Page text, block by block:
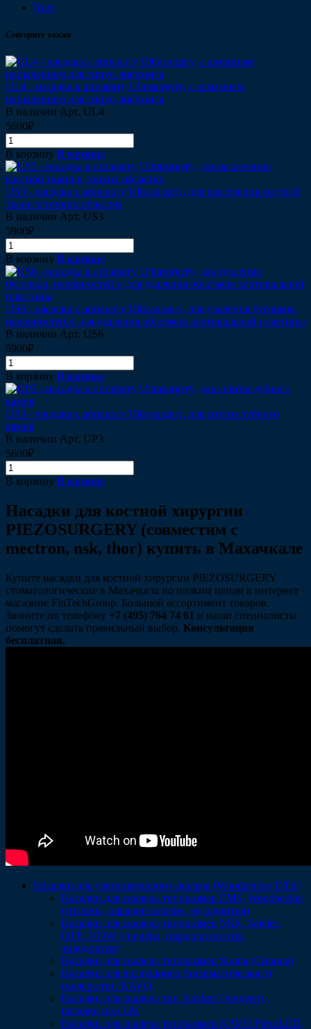
Next
Смотрите также
UL4 - насадка к аппарату Ultrasurgery, с алмазным
напылением для синус-лифтинга
В наличии Арт. UL4
5600₽
В корзину В корзине
US3 - насадка к аппарату Ultrasurgery, для рассечения костной
ткани в тонких областях
В наличии Арт. US3
5900₽
В корзину В корзине
US6 - насадка к аппарату Ultrasurgery, для удаления бугорков,
неровностей и для удаления обломков кортикальной пластины
В наличии Арт. US6
5900₽
В корзину В корзине
UP3 - насадка к аппарату Ultrasurgery, для снятия зубного
камня
В наличии Арт. UP3
5600₽
В корзину В корзине
Насадки для костной хирургии
PIEZOSURGERY (совместим с
mectron, nsk, thor) купить в Махачкале
Купите насадки для костной хирургии PIEZOSURGERY
стоматологические в Махачкала по низким ценам в интернет
магазине FinTechGroup. Большой ассортимент товаров.
Звоните по телефону +7 (495) 764 74 61 и наши специалисты
помогут сделать правильный выбор. Консультация
бесплатная.
Насадки для ультразвукового скалера (Woodpecker DTE)
Насадки для скалера типоразмер EMS, Woodpecker
(гигиена, парадонтология, эндодонтия)
Насадки для скалера типоразмер NSK, Satelec,
DTE, VDW (гигиена, парадонтология.
эндодонтия)
Насадки для скалера типоразмер Sirona (Сирона)
Насадки для воздушного (пневматического)
скалера тип KAVO
Насадки для скалера тип Amdent (Амдент) ,
насадки под LM
Насадки для скалера типоразмер KAVO PiezoLED,